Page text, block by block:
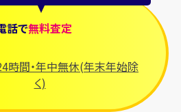
話で無料査定
時間・年中無休(年末年始除
く)